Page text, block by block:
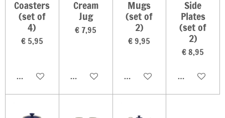
Coasters
(set of
4)
€ 5,95
In winkelwagen
Cream
Jug
€ 7,95
In winkelwagen
Mugs
(set of
2)
€ 9,95
In winkelwagen
Side
Plates
(set of
2)
€ 8,95
In